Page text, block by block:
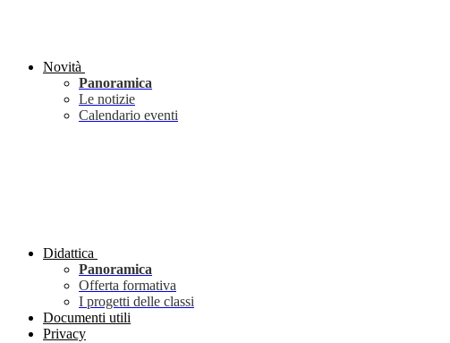
Novità
Panoramica
Le notizie
Calendario eventi
Didattica
Panoramica
Offerta formativa
I progetti delle classi
Documenti utili
Privacy